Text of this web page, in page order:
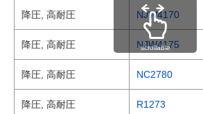
降圧, 高耐圧 NJW4170
降圧, 高耐圧 NJW4175
降圧, 高耐圧 NC2780
降圧, 高耐圧 R1273
scrollable